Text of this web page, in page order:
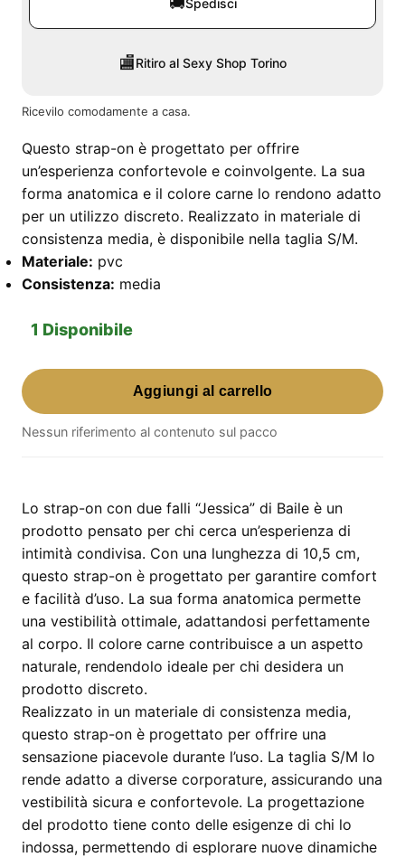
Spedisci
🏬Ritiro al Sexy Shop Torino
Ricevilo comodamente a casa.
Questo strap-on è progettato per offrire
un’esperienza confortevole e coinvolgente. La sua
forma anatomica e il colore carne lo rendono adatto
per un utilizzo discreto. Realizzato in materiale di
consistenza media, è disponibile nella taglia S/M.
Materiale: pvc
Consistenza: media
1 Disponibile
Strapon
Con
Due
Falli
10,5
cm
quantità
Aggiungi al carrello
Nessun riferimento al contenuto sul pacco
Lo strap-on con due falli “Jessica” di Baile è un
prodotto pensato per chi cerca un’esperienza di
intimità condivisa. Con una lunghezza di 10,5 cm,
questo strap-on è progettato per garantire comfort
e facilità d’uso. La sua forma anatomica permette
una vestibilità ottimale, adattandosi perfettamente
al corpo. Il colore carne contribuisce a un aspetto
naturale, rendendolo ideale per chi desidera un
prodotto discreto.
Realizzato in un materiale di consistenza media,
questo strap-on è progettato per offrire una
sensazione piacevole durante l’uso. La taglia S/M lo
rende adatto a diverse corporature, assicurando una
vestibilità sicura e confortevole. La progettazione
del prodotto tiene conto delle esigenze di chi lo
indossa, permettendo di esplorare nuove dinamiche